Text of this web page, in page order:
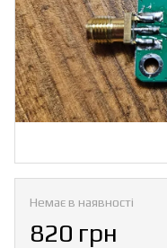
Немає в наявності
820 грн